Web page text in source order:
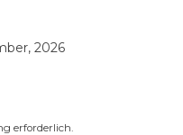
2026
erforderlich.